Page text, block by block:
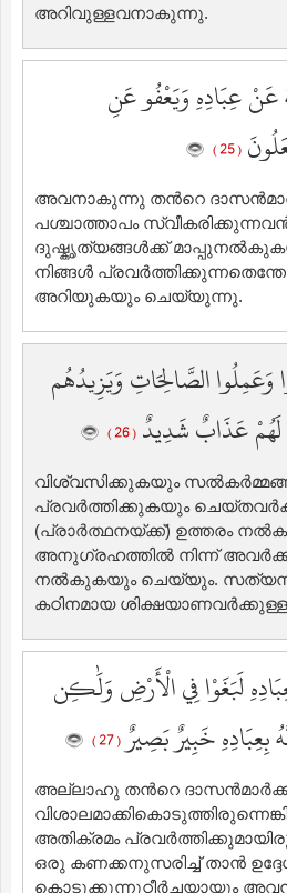
അറിവുള്ളവനാകുന്നു.
عَنْ عِبَادِهِ وَيَعْفُو عَنِ
( 25 )
അവനാകുന്നു തന്‍റെ
പശ്ചാത്താപം
ദുഷ്കൃത്യങ്ങള്‍ക്ക്
നിങ്ങള്‍
അറിയുകയും ചെയ്യുന്നു.
وَعَمِلُوا الصَّالِحَاتِ وَيَزِيدُهُم
لَهُمْ عَذَابٌ شَدِيدٌ ( 26 )
വിശ്വസിക്കുകയും
പ്രവര്‍ത്തിക്കുകയും
(പ്രാര്‍ത്ഥനയ്ക്ക്‌) ഉത്തരം
അനുഗ്രഹത്തില്‍ നിന്ന്
നല്‍കുകയും ചെയ്യും.
കഠിനമായ
لَبَغَوْا فِي الْأَرْضِ وَلَٰكِن
بِعِبَادِهِ خَبِيرٌ بَصِيرٌ( 27 )
അല്ലാഹു തന്‍റെ ദാസന്‍മാര്‍ക്ക്
അതിക്രമം
ഒരു കണക്കനുസരിച്ച് താന്‍
കൊടുക്കുന്നുഠീര്‍ച്ചയായും